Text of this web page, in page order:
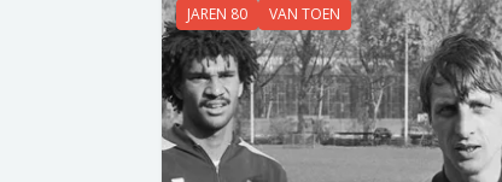
JAREN 80 VAN TOEN